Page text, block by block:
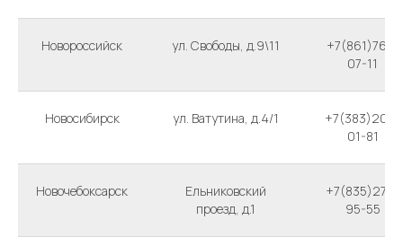
Новороссийск ул. Свободы, д.9\11
+7(861)765-
07-11
Новосибирск ул. Ватутина, д.4/1
+7(383)209-
01-81
Новочебоксарск
Ельниковский
проезд, д.1
+7(835)270-
95-55